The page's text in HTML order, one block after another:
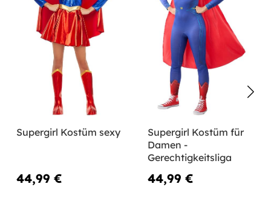
Supergirl Kostüm sexy
44,99 €
Supergirl Kostüm für
Damen -
Gerechtigkeitsliga
44,99 €